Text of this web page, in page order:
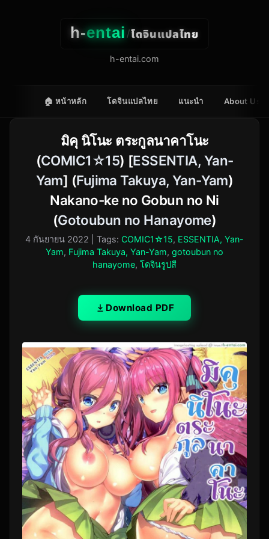
h-entai/โดจินแปลไทย
h-entai.com
🏠 หน้าหลัก โดจินแปลไทย แนะนำ About Us
มิคุ นิโนะ ตระกูลนาคาโนะ
(COMIC1☆15) [ESSENTIA, Yan-
Yam] (Fujima Takuya, Yan-Yam)
Nakano-ke no Gobun no Ni
(Gotoubun no Hanayome)
4 กันยายน 2022 | Tags: COMIC1☆15, ESSENTIA, Yan-
Yam, Fujima Takuya, Yan-Yam, gotoubun no
hanayome, โดจินรูปสี
Download PDF